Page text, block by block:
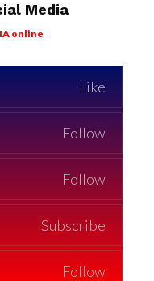
Media
online
Like
Follow
Follow
Subscribe
Follow